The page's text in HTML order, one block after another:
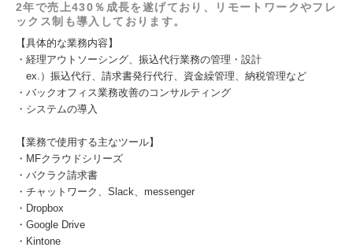
2年で売上430％成長を遂げており、リモートワークやフレ
ックス制も導入しております。
【具体的な業務内容】
・経理アウトソーシング、振込代行業務の管理・設計
ex.）振込代行、請求書発行代行、資金繰管理、納税管理など
・バックオフィス業務改善のコンサルティング
・システムの導入
【業務で使用する主なツール】
・MFクラウドシリーズ
・バクラク請求書
・チャットワーク、Slack、messenger
・Dropbox
・Google Drive
・Kintone